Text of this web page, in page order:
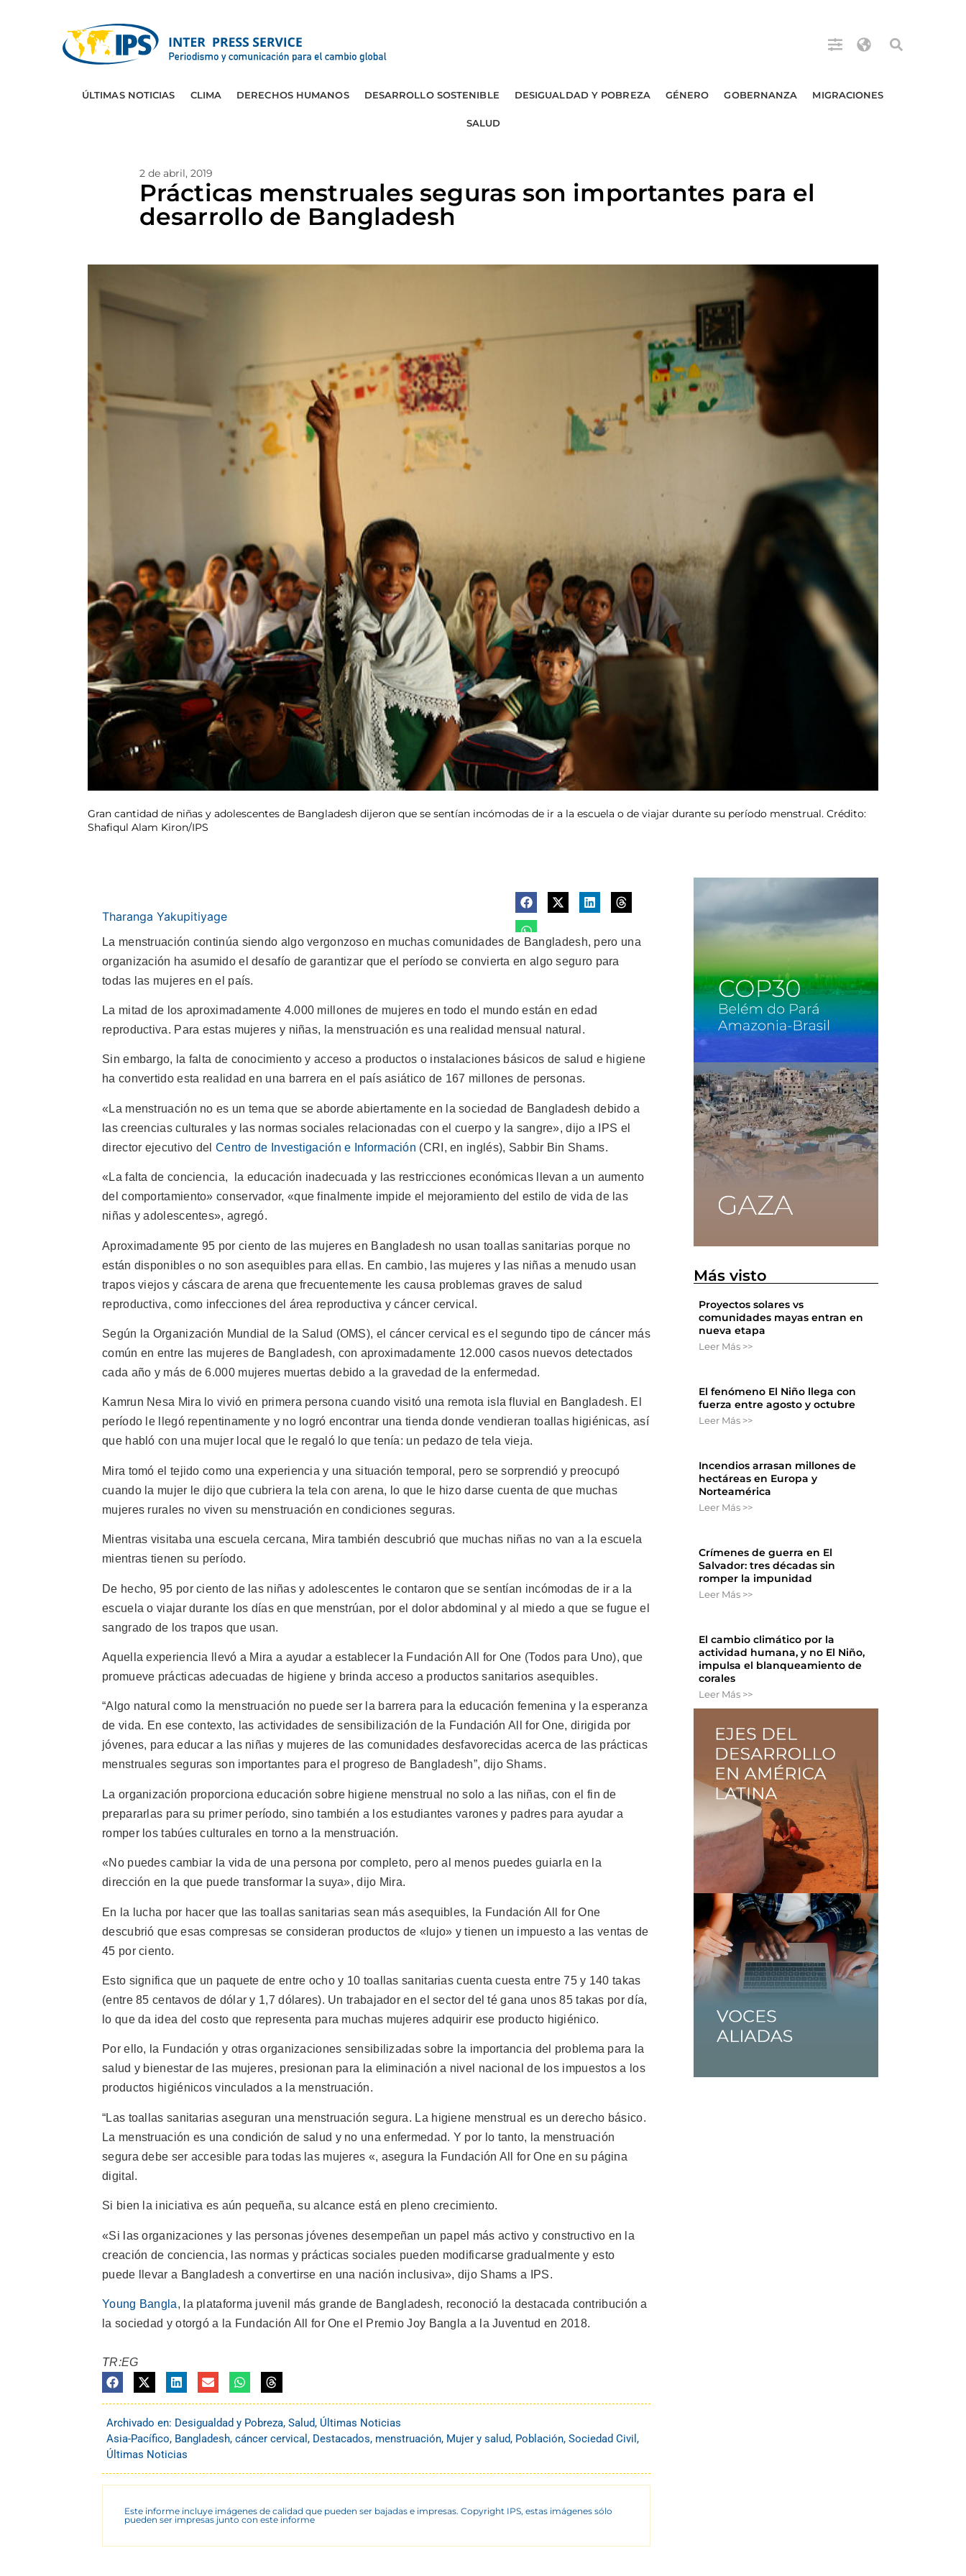
ÚLTIMAS NOTICIAS CLIMA DERECHOS HUMANOS DESARROLLO SOSTENIBLE DESIGUALDAD Y POBREZA GÉNERO GOBERNANZA MIGRACIONES
SALUD
2 de abril, 2019
Prácticas menstruales seguras son importantes para el
desarrollo de Bangladesh
Gran cantidad de niñas y adolescentes de Bangladesh dijeron que se sentían incómodas de ir a la escuela o de viajar durante su período menstrual. Crédito:
Shafiqul Alam Kiron/IPS
Tharanga Yakupitiyage
La menstruación continúa siendo algo vergonzoso en muchas comunidades de Bangladesh, pero una
organización ha asumido el desafío de garantizar que el período se convierta en algo seguro para
todas las mujeres en el país.
La mitad de los aproximadamente 4.000 millones de mujeres en todo el mundo están en edad
reproductiva. Para estas mujeres y niñas, la menstruación es una realidad mensual natural.
Sin embargo, la falta de conocimiento y acceso a productos o instalaciones básicos de salud e higiene
ha convertido esta realidad en una barrera en el país asiático de 167 millones de personas.
«La menstruación no es un tema que se aborde abiertamente en la sociedad de Bangladesh debido a
las creencias culturales y las normas sociales relacionadas con el cuerpo y la sangre», dijo a IPS el
director ejecutivo del Centro de Investigación e Información (CRI, en inglés), Sabbir Bin Shams.
«La falta de conciencia, la educación inadecuada y las restricciones económicas llevan a un aumento
del comportamiento» conservador, «que finalmente impide el mejoramiento del estilo de vida de las
niñas y adolescentes», agregó.
Aproximadamente 95 por ciento de las mujeres en Bangladesh no usan toallas sanitarias porque no
están disponibles o no son asequibles para ellas. En cambio, las mujeres y las niñas a menudo usan
trapos viejos y cáscara de arena que frecuentemente les causa problemas graves de salud
reproductiva, como infecciones del área reproductiva y cáncer cervical.
Según la Organización Mundial de la Salud (OMS), el cáncer cervical es el segundo tipo de cáncer más
común en entre las mujeres de Bangladesh, con aproximadamente 12.000 casos nuevos detectados
cada año y más de 6.000 mujeres muertas debido a la gravedad de la enfermedad.
Kamrun Nesa Mira lo vivió en primera persona cuando visitó una remota isla fluvial en Bangladesh. El
período le llegó repentinamente y no logró encontrar una tienda donde vendieran toallas higiénicas, así
que habló con una mujer local que le regaló lo que tenía: un pedazo de tela vieja.
Mira tomó el tejido como una experiencia y una situación temporal, pero se sorprendió y preocupó
cuando la mujer le dijo que cubriera la tela con arena, lo que le hizo darse cuenta de que muchas
mujeres rurales no viven su menstruación en condiciones seguras.
Mientras visitaba una escuela cercana, Mira también descubrió que muchas niñas no van a la escuela
mientras tienen su período.
De hecho, 95 por ciento de las niñas y adolescentes le contaron que se sentían incómodas de ir a la
escuela o viajar durante los días en que menstrúan, por el dolor abdominal y al miedo a que se fugue el
sangrado de los trapos que usan.
Aquella experiencia llevó a Mira a ayudar a establecer la Fundación All for One (Todos para Uno), que
promueve prácticas adecuadas de higiene y brinda acceso a productos sanitarios asequibles.
“Algo natural como la menstruación no puede ser la barrera para la educación femenina y la esperanza
de vida. En ese contexto, las actividades de sensibilización de la Fundación All for One, dirigida por
jóvenes, para educar a las niñas y mujeres de las comunidades desfavorecidas acerca de las prácticas
menstruales seguras son importantes para el progreso de Bangladesh”, dijo Shams.
La organización proporciona educación sobre higiene menstrual no solo a las niñas, con el fin de
prepararlas para su primer período, sino también a los estudiantes varones y padres para ayudar a
romper los tabúes culturales en torno a la menstruación.
«No puedes cambiar la vida de una persona por completo, pero al menos puedes guiarla en la
dirección en la que puede transformar la suya», dijo Mira.
En la lucha por hacer que las toallas sanitarias sean más asequibles, la Fundación All for One
descubrió que esas compresas se consideran productos de «lujo» y tienen un impuesto a las ventas de
45 por ciento.
Esto significa que un paquete de entre ocho y 10 toallas sanitarias cuenta cuesta entre 75 y 140 takas
(entre 85 centavos de dólar y 1,7 dólares). Un trabajador en el sector del té gana unos 85 takas por día,
lo que da idea del costo que representa para muchas mujeres adquirir ese producto higiénico.
Por ello, la Fundación y otras organizaciones sensibilizadas sobre la importancia del problema para la
salud y bienestar de las mujeres, presionan para la eliminación a nivel nacional de los impuestos a los
productos higiénicos vinculados a la menstruación.
“Las toallas sanitarias aseguran una menstruación segura. La higiene menstrual es un derecho básico.
La menstruación es una condición de salud y no una enfermedad. Y por lo tanto, la menstruación
segura debe ser accesible para todas las mujeres «, asegura la Fundación All for One en su página
digital.
Si bien la iniciativa es aún pequeña, su alcance está en pleno crecimiento.
«Si las organizaciones y las personas jóvenes desempeñan un papel más activo y constructivo en la
creación de conciencia, las normas y prácticas sociales pueden modificarse gradualmente y esto
puede llevar a Bangladesh a convertirse en una nación inclusiva», dijo Shams a IPS.
Young Bangla, la plataforma juvenil más grande de Bangladesh, reconoció la destacada contribución a
la sociedad y otorgó a la Fundación All for One el Premio Joy Bangla a la Juventud en 2018.
TR:EG
Archivado en: Desigualdad y Pobreza, Salud, Últimas Noticias
Asia-Pacífico, Bangladesh, cáncer cervical , Destacados, menstruación, Mujer y salud, Población, Sociedad Civil ,
Últimas Noticias
Este informe incluye imágenes de calidad que pueden ser bajadas e impresas. Copyright IPS, estas imágenes sólo
pueden ser impresas junto con este informe
Más visto
Proyectos solares vs
comunidades mayas entran en
nueva etapa
Leer Más >>
El fenómeno El Niño llega con
fuerza entre agosto y octubre
Leer Más >>
Incendios arrasan millones de
hectáreas en Europa y
Norteamérica
Leer Más >>
Crímenes de guerra en El
Salvador: tres décadas sin
romper la impunidad
Leer Más >>
El cambio climático por la
actividad humana, y no El Niño,
impulsa el blanqueamiento de
corales
Leer Más >>